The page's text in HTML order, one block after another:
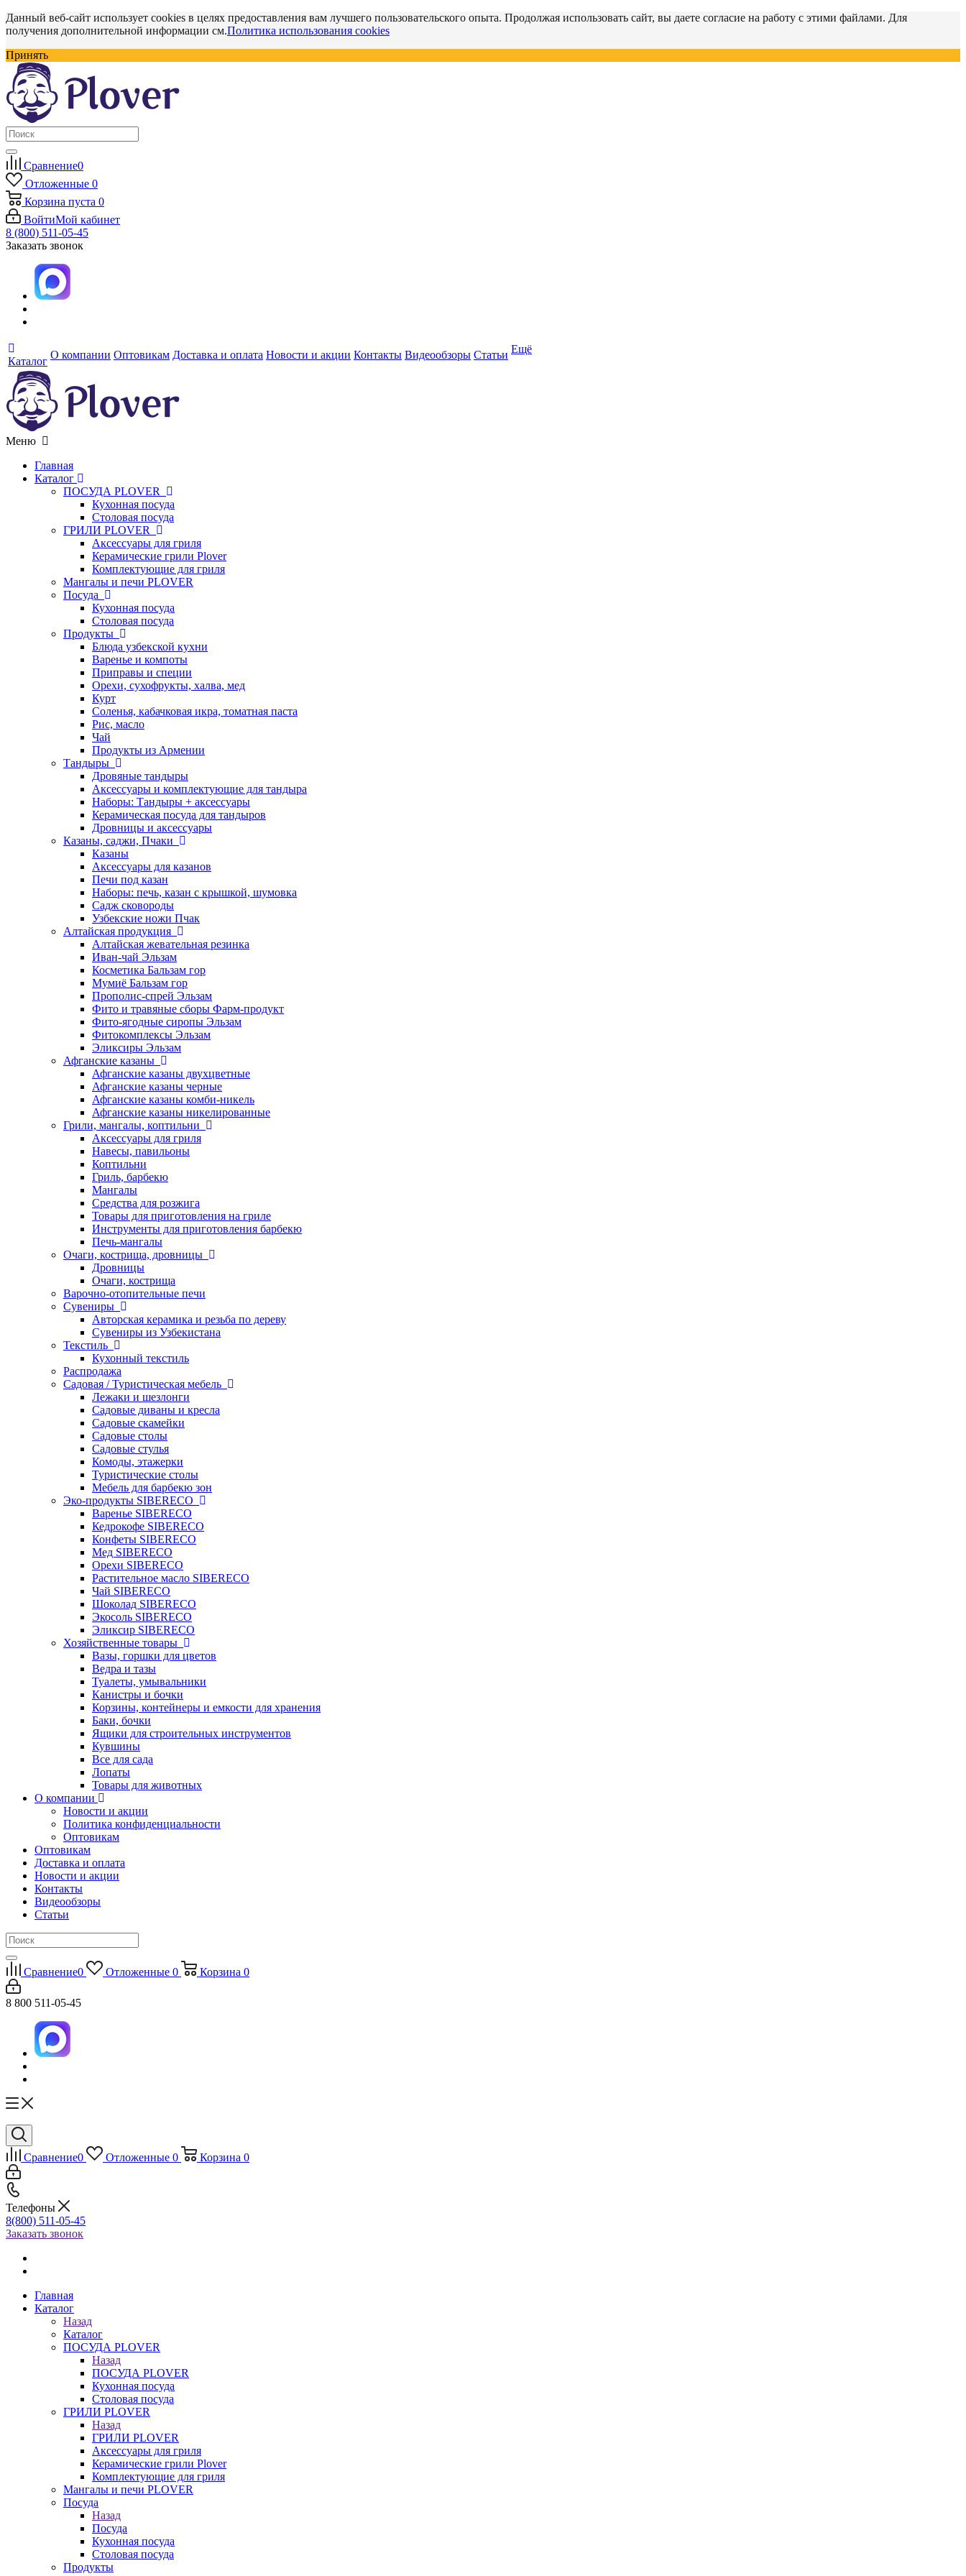
Данный веб-сайт использует cookies в целях предоставления вам лучшего пользовательского опыта. Продолжая использовать сайт, вы даете согласие на работу с этими файлами. Для
получения дополнительной информации см.Политика использования cookies
Принять
Сравнение0
Отложенные 0
Корзина пуста 0
ВойтиМой кабинет
8 (800) 511-05-45
Заказать звонок
Каталог
О компании Оптовикам Доставка и оплата Новости и акции Контакты Видеообзоры Статьи Ещё
Меню
Главная
Каталог
ПОСУДА PLOVER
Кухонная посуда
Столовая посуда
ГРИЛИ PLOVER
Аксессуары для гриля
Керамические грили Plover
Комплектующие для гриля
Мангалы и печи PLOVER
Посуда
Кухонная посуда
Столовая посуда
Продукты
Блюда узбекской кухни
Варенье и компоты
Приправы и специи
Орехи, сухофрукты, халва, мед
Курт
Соленья, кабачковая икра, томатная паста
Рис, масло
Чай
Продукты из Армении
Тандыры
Дровяные тандыры
Аксессуары и комплектующие для тандыра
Наборы: Тандыры + аксессуары
Керамическая посуда для тандыров
Дровницы и аксессуары
Казаны, саджи, Пчаки
Казаны
Аксессуары для казанов
Печи под казан
Наборы: печь, казан с крышкой, шумовка
Садж сковороды
Узбекские ножи Пчак
Алтайская продукция
Алтайская жевательная резинка
Иван-чай Эльзам
Косметика Бальзам гор
Мумиё Бальзам гор
Прополис-спрей Эльзам
Фито и травяные сборы Фарм-продукт
Фито-ягодные сиропы Эльзам
Фитокомплексы Эльзам
Эликсиры Эльзам
Афганские казаны
Афганские казаны двухцветные
Афганские казаны черные
Афганские казаны комби-никель
Афганские казаны никелированные
Грили, мангалы, коптильни
Аксессуары для гриля
Навесы, павильоны
Коптильни
Гриль, барбекю
Мангалы
Средства для розжига
Товары для приготовления на гриле
Инструменты для приготовления барбекю
Печь-мангалы
Очаги, кострища, дровницы
Дровницы
Очаги, кострища
Варочно-отопительные печи
Сувениры
Авторская керамика и резьба по дереву
Сувениры из Узбекистана
Текстиль
Кухонный текстиль
Распродажа
Садовая / Туристическая мебель
Лежаки и шезлонги
Садовые диваны и кресла
Садовые скамейки
Садовые столы
Садовые стулья
Комоды, этажерки
Туристические столы
Мебель для барбекю зон
Эко-продукты SIBERECO
Варенье SIBERECO
Кедрокофе SIBERECO
Конфеты SIBERECO
Мед SIBERECO
Орехи SIBERECO
Растительное масло SIBERECO
Чай SIBERECO
Шоколад SIBERECO
Экосоль SIBERECO
Эликсир SIBERECO
Хозяйственные товары
Вазы, горшки для цветов
Ведра и тазы
Туалеты, умывальники
Канистры и бочки
Корзины, контейнеры и емкости для хранения
Баки, бочки
Ящики для строительных инструментов
Кувшины
Все для сада
Лопаты
Товары для животных
О компании
Новости и акции
Политика конфиденциальности
Оптовикам
Оптовикам
Доставка и оплата
Новости и акции
Контакты
Видеообзоры
Статьи
Сравнение0 Отложенные 0 Корзина 0
8 800 511-05-45
Сравнение0 Отложенные 0 Корзина 0
Телефоны
8(800) 511-05-45
Заказать звонок
Главная
Каталог
Назад
Каталог
ПОСУДА PLOVER
Назад
ПОСУДА PLOVER
Кухонная посуда
Столовая посуда
ГРИЛИ PLOVER
Назад
ГРИЛИ PLOVER
Аксессуары для гриля
Керамические грили Plover
Комплектующие для гриля
Мангалы и печи PLOVER
Посуда
Назад
Посуда
Кухонная посуда
Столовая посуда
Продукты